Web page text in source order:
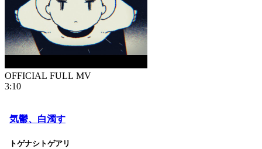
OFFICIAL FULL MV
3:10
気鬱、白濁す
トゲナシトゲアリ